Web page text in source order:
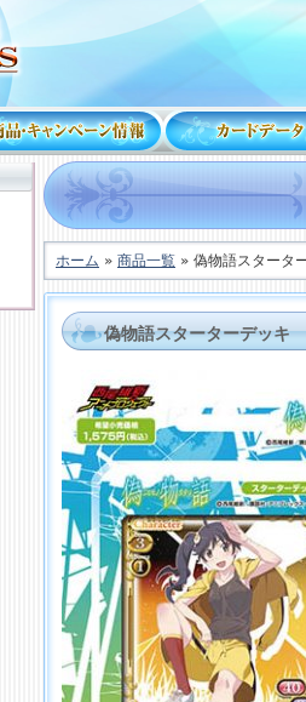
ホーム » 商品一覧 » 偽物語スタータ
偽物語スターターデッキ